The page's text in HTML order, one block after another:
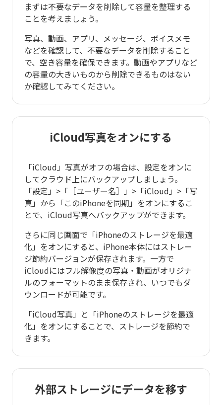
まずは不要なデータを削除して容量を整理する
ことを考えましょう。
写真、動画、アプリ、メッセージ、ボイスメモ
などを確認して、不要なデータを削除すること
で、空き容量を確保できます。動画やアプリなど
の容量の大きいものから削除できるものはない
か確認してみてください。
iCloud写真をオンにする
「iCloud」写真がオフの場合は、設定をオンに
してクラウド上にバックアップしましょう。
「設定」>「［ユーザー名］」>「iCloud」>「写
真」から「このiPhoneを同期」をオンにするこ
とで、iCloud写真へバックアップができます。
さらに同じ画面で「iPhoneのストレージを最適
化」をオンにすると、iPhone本体にはストレー
ジ節約バージョンが保存されます。一方で
iCloudにはフル解像度の写真・動画がオリジナ
ルのフォーマットのまま保存され、いつでもダ
ウンロードが可能です。
「iCloud写真」と「iPhoneのストレージを最適
化」をオンにすることで、ストレージを節約で
きます。
外部ストレージにデータを移す